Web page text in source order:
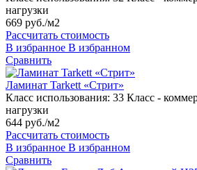
нагрузки
669 руб./м2
Рассчитать стоимость
В избранное В избранном
Сравнить
Ламинат Tarkett «Стрит»
Класс использования: 33 Класс -
нагрузки
644 руб./м2
Рассчитать стоимость
В избранное В избранном
Сравнить